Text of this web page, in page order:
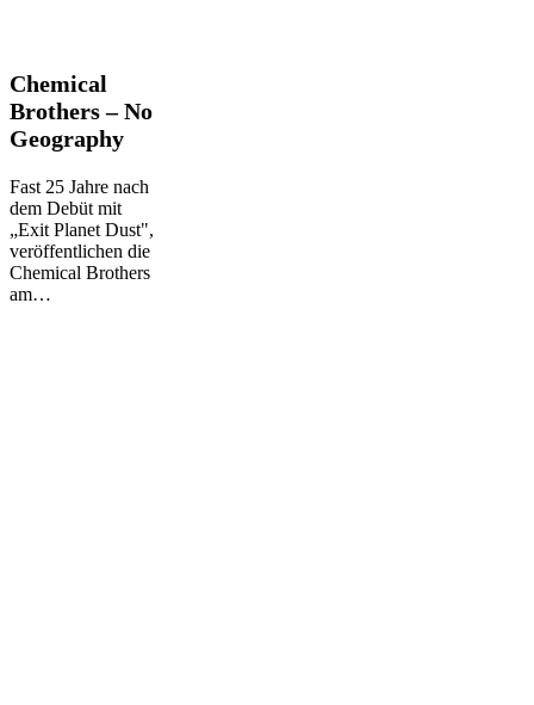
Chemical
Brothers
–
No
Chemical
Brothers – No
Geography
Fast 25 Jahre nach
dem Debüt mit
„Exit Planet Dust",
veröffentlichen die
Chemical Brothers
am…